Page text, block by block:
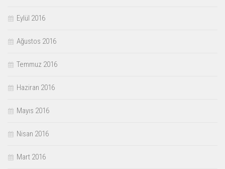
Eylül 2016
Ağustos 2016
Temmuz 2016
Haziran 2016
Mayıs 2016
Nisan 2016
Mart 2016